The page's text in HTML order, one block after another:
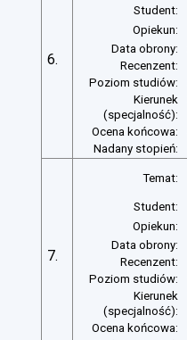
6.
Student:
Opiekun:
Data obrony:
Recenzent:
Poziom studiów:
Kierunek
(specjalność):
Ocena końcowa:
Nadany stopień:
7.
Temat:
Student:
Opiekun:
Data obrony:
Recenzent:
Poziom studiów:
Kierunek
(specjalność):
Ocena końcowa: